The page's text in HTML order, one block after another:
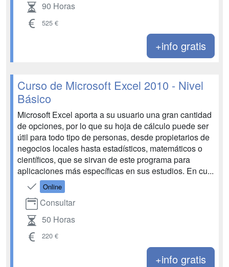
90 Horas
525 €
+info gratis
Curso de Microsoft Excel 2010 - Nivel
Básico
Microsoft Excel aporta a su usuario una gran cantidad
de opciones, por lo que su hoja de cálculo puede ser
útil para todo tipo de personas, desde propietarios de
negocios locales hasta estadísticos, matemáticos o
científicos, que se sirvan de este programa para
aplicaciones más específicas en sus estudios. En cu...
Online
Consultar
50 Horas
220 €
+info gratis